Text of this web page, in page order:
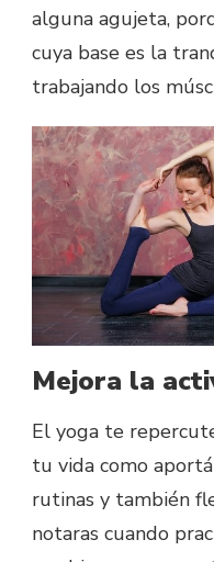
alguna agujeta,
cuya base es la
trabajando los
Mejora la
El yoga te
tu vida como
rutinas y también
notaras cuando